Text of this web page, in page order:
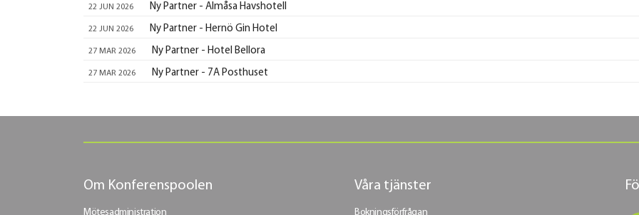
22 JUN 2026 Ny Partner - Almåsa Havshotell
22 JUN 2026 Ny Partner - Hernö Gin Hotel
27 MAR 2026 Ny Partner - Hotel Bellora
27 MAR 2026 Ny Partner - 7A Posthuset
Om Konferenspoolen
Mötesadministration
Våra tjänster
Bokningsförfrågan